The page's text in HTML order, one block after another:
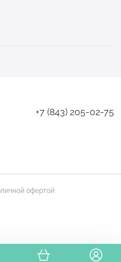
+7 (843) 205-02-75
офертой